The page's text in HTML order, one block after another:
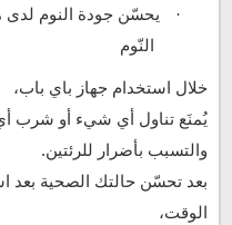
·
يحسّن جودة النوم لدى
النّوم
خلال استخدام جهاز باي باب،
يُمنَع تناول أي شيء أو شرب
والتسبب بأضرار للرئتين.
بعد تحسّن حالتك الصحية بعد
الوقت،